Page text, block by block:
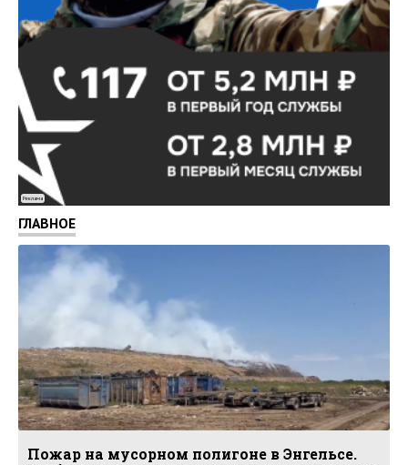
Реклама
ГЛАВНОЕ
Пожар на мусорном полигоне в Энгельсе.